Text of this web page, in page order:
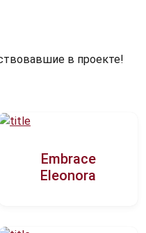
в проекте!
Embrace
Eleonora